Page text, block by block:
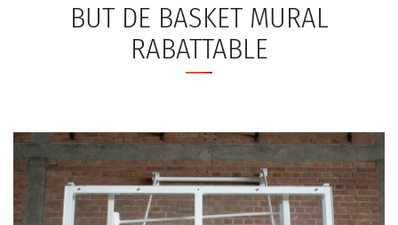
BUT DE BASKET MURAL
RABATTABLE